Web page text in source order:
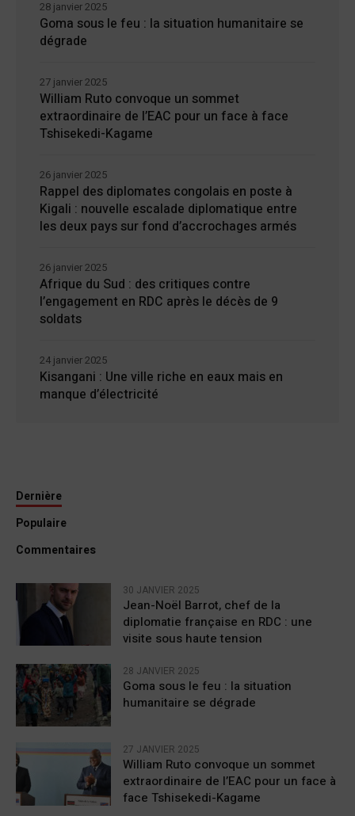
Goma sous le feu : la situation humanitaire se
dégrade
28 janvier 2025
William Ruto convoque un sommet
extraordinaire de l’EAC pour un face à face
Tshisekedi-Kagame
27 janvier 2025
Rappel des diplomates congolais en poste à
Kigali : nouvelle escalade diplomatique entre
les deux pays sur fond d’accrochages armés
26 janvier 2025
Afrique du Sud : des critiques contre
l’engagement en RDC après le décès de 9
soldats
26 janvier 2025
Kisangani : Une ville riche en eaux mais en
manque d’électricité
24 janvier 2025
Dernière
Populaire
Commentaires
30 JANVIER 2025
Jean-Noël Barrot, chef de la
diplomatie française en RDC : une
visite sous haute tension
28 JANVIER 2025
Goma sous le feu : la situation
humanitaire se dégrade
27 JANVIER 2025
William Ruto convoque un sommet
extraordinaire de l’EAC pour un face à
face Tshisekedi-Kagame